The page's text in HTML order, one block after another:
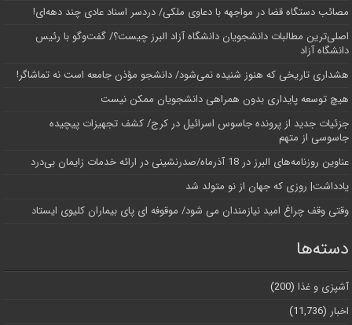
مصائب دستگاه قضا در مواجهه با دعاوی ملکی/ دردسر اسناد عادی چند‌ دهه‌ای!
اصلی‌ترین مطالبات دانشجویان دانشگاه آزاد البرز چیست؟/ گفت‌وگو با رئیس
دانشگاه آز‌اد
هشداری تاریخی که هنوز شنیده نمی‌شود/ دانشجو مؤذن جامعه است نه تماشاگر!
هیچ توسعه پایداری بدون همراهی دانشجویان ممکن نیست
جزئیات جدید از پرونده جاسوس اسرائیل در کرج/‌ کشف تجهیزات پیچیده
جاسوسی از متهم
عناوین روزنامه‌های البرز در ‌18 آذرماه/صدرنشینی در ارائه خدمات زایمان بی‌درد
یادداشت| روزی که جهان از نو متولد شد
وقتی وقف چراغ امید نیازمندان می شود/ موقوفه ای پای بیماران کلیوی ایستاد
دسته‌ها
آشپزی و غذا (200)
اخبار (11,736)